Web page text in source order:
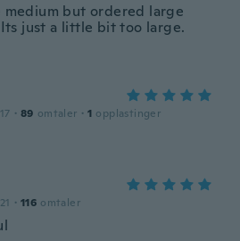
medium but ordered large
just a little bit too large.
· 89 omtaler · 1 opplastinger
· 116 omtaler